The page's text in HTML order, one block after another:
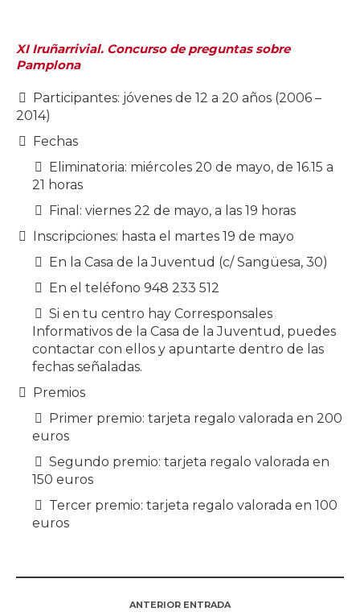
XI Iruñarrivial. Concurso de preguntas sobre
Pamplona
Participantes: jóvenes de 12 a 20 años (2006 –
2014)
Fechas
Eliminatoria: miércoles 20 de mayo, de 16.15 a
21 horas
Final: viernes 22 de mayo, a las 19 horas
Inscripciones: hasta el martes 19 de mayo
En la Casa de la Juventud (c/ Sangüesa, 30)
En el teléfono 948 233 512
Si en tu centro hay Corresponsales
Informativos de la Casa de la Juventud, puedes
contactar con ellos y apuntarte dentro de las
fechas señaladas.
Premios
Primer premio: tarjeta regalo valorada en 200
euros
Segundo premio: tarjeta regalo valorada en
150 euros
Tercer premio: tarjeta regalo valorada en 100
euros
ANTERIOR ENTRADA